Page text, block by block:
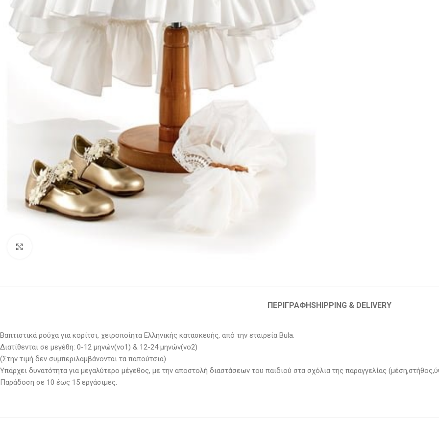
ΠΕΡΙΓΡΑΦΉSHIPPING & DELIVERY
Βαπτιστικά ρούχα για κορίτσι, χειροποίητα Ελληνικής κατασκευής, από την εταιρεία Bula.
Διατίθενται σε μεγέθη: 0-12 μηνών(νο1) & 12-24 μηνών(νο2)
(Στην τιμή δεν συμπεριλαμβάνονται τα παπούτσια)
Υπάρχει δυνατότητα για μεγαλύτερο μέγεθος, με την αποστολή διαστάσεων του παιδιού στα σχόλια της παραγγελίας
Παράδοση σε 10 έως 15 εργάσιμες.